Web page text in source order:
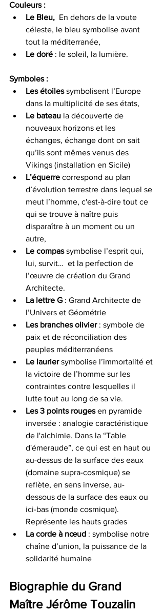
Couleurs :
Le Bleu, En dehors de la voute
céleste, le bleu symbolise avant
tout la méditerranée,
Le doré : le soleil, la lumière.
Symboles :
Les étoiles symbolisent l’Europe
dans la multiplicité de ses états,
Le bateau la découverte de
nouveaux horizons et les
échanges, échange dont on sait
qu’ils sont mêmes venus des
Vikings (installation en Sicile)
L’équerre correspond au plan
d’évolution terrestre dans lequel se
meut l’homme, c'est-à-dire tout ce
qui se trouve à naître puis
disparaître à un moment ou un
autre,
Le compas symbolise l’esprit qui,
lui, survit…  et la perfection de
l’œuvre de création du Grand
Architecte.
La lettre G : Grand Architecte de
l’Univers et Géométrie
Les branches olivier : symbole de
paix et de réconciliation des
peuples méditerranéens
Le laurier symbolise l’immortalité et
la victoire de l’homme sur les
contraintes contre lesquelles il
lutte tout au long de sa vie.
Les 3 points rouges en pyramide
inversée : analogie caractéristique
de l'alchimie. Dans la “Table
d'émeraude”, ce qui est en haut ou
au-dessus de la surface des eaux
(domaine supra-cosmique) se
reflète, en sens inverse, au-
dessous de la surface des eaux ou
ici-bas (monde cosmique).
Représente les hauts grades
La corde à nœud : symbolise notre
chaîne d’union, la puissance de la
solidarité humaine
Biographie du Grand
Maître Jérôme Touzalin